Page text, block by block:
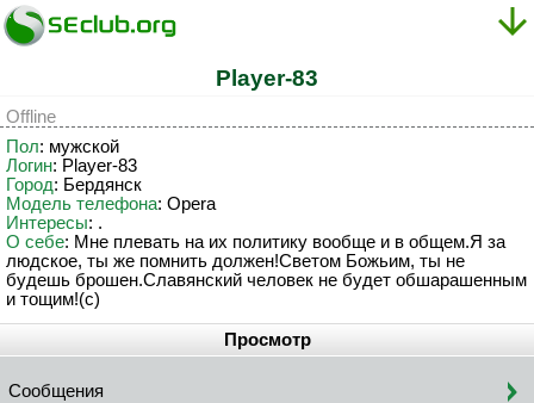
Player-83
Offline
Пол: мужской
Логин: Player-83
Город: Бердянск
Модель телефона: Opera
Интересы: .
О себе: Мне плевать на их политику вообще и в общем.Я за
людское, ты же помнить должен!Светом Божьим, ты не
будешь брошен.Славянский человек не будет обшарашенным
и тощим!(с)
Просмотр
Сообщения